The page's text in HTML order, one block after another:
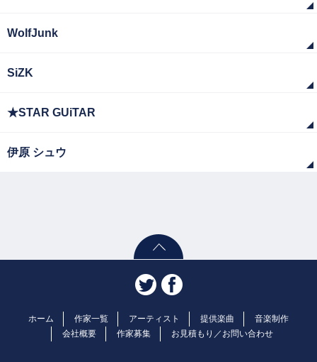
WolfJunk
SiZK
★STAR GUiTAR
伊原 シュウ
ホーム 作家一覧 アーティスト 提供楽曲
音楽制作
会社概要
作家募集 お見積もり／お問い合わせ